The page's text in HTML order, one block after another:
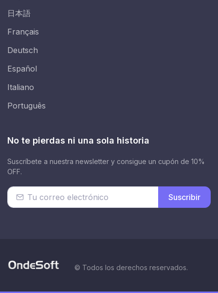
日本語
Français
Deutsch
Español
Italiano
Português
No te pierdas ni una sola historia
Suscríbete a nuestra newsletter y consigue un cupón de 10%
OFF.
Suscribir
© Todos los derechos reservados.